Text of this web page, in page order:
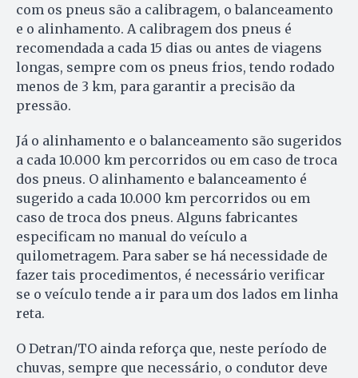
com os pneus são a calibragem, o balanceamento
e o alinhamento. A calibragem dos pneus é
recomendada a cada 15 dias ou antes de viagens
longas, sempre com os pneus frios, tendo rodado
menos de 3 km, para garantir a precisão da
pressão.
Já o alinhamento e o balanceamento são sugeridos
a cada 10.000 km percorridos ou em caso de troca
dos pneus. O alinhamento e balanceamento é
sugerido a cada 10.000 km percorridos ou em
caso de troca dos pneus. Alguns fabricantes
especificam no manual do veículo a
quilometragem. Para saber se há necessidade de
fazer tais procedimentos, é necessário verificar
se o veículo tende a ir para um dos lados em linha
reta.
O Detran/TO ainda reforça que, neste período de
chuvas, sempre que necessário, o condutor deve